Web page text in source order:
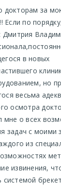
докторам за
Если по
Дмитрия
в новых
но
весьма
осмотра
мне о всех
задач с моими
из
извинения,
системой